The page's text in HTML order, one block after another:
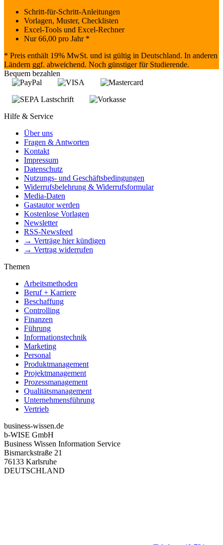
Schritt-für-Schritt-Anleitungen
Vorlagen, Muster, Checklisten
Excel-Tools und Excel-Rechner
Nur66,00 pro Jahr *
* Preis enthält 19% MwSt. und ist gültig in Deutschland. In anderen
Ländern ggf. abweichend. Noch günstiger für Studierende.
Bequem bezahlen
Hilfe & Service
Über uns
Fragen & Antworten
Kontakt
Impressum
Datenschutz
Nutzungs- und Geschäftsbedingungen
Widerrufsbelehrung & Widerrufsformular
Media-Daten
Gastautor werden
Kostenlose Vorlagen
Newsletter
RSS-Newsfeed
→ Verträge hier kündigen
→ Vertrag widerrufen
Themen
Arbeitsmethoden
Beruf + Karriere
Beschaffung
Controlling
Finanzen
Führung
Informationstechnik
Marketing
Personal
Produktmanagement
Projektmanagement
Prozessmanagement
Qualitätsmanagement
Unternehmensführung
Vertrieb
business-wissen.de
b-WISE GmbH
Business Wissen Information Service
Bismarckstraße 21
76133 Karlsruhe
DEUTSCHLAND